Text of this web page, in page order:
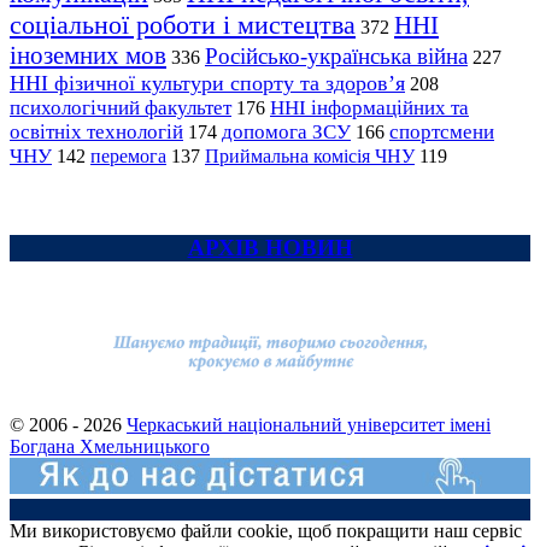
соціальної роботи і мистецтва 372 ННІ
іноземних мов 336 Російсько-українська війна 227
ННІ фізичної культури спорту та здоров’я 208
психологічний факультет 176 ННІ інформаційних та
освітніх технологій 174 допомога ЗСУ 166 спортсмени
ЧНУ 142 перемога 137 Приймальна комісія ЧНУ 119
АРХІВ НОВИН
© 2006 - 2026 Черкаський національний університет імені
Богдана Хмельницького
Ми використовуємо файли cookie, щоб покращити наш сервіс